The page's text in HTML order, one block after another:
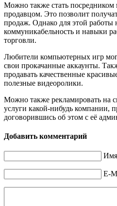
Можно также стать посредником
продавцом. Это позволит
продаж. Однако для этой работы
коммуникабельность и навыки
торговли.
Любители компьютерных игр
свои прокачанные аккаунты.
продавать качественные
полезные видеоролики.
Можно также рекламировать на
услуги какой-нибудь компании,
договорившись об этом с её
Добавить комментарий
Имя
E-